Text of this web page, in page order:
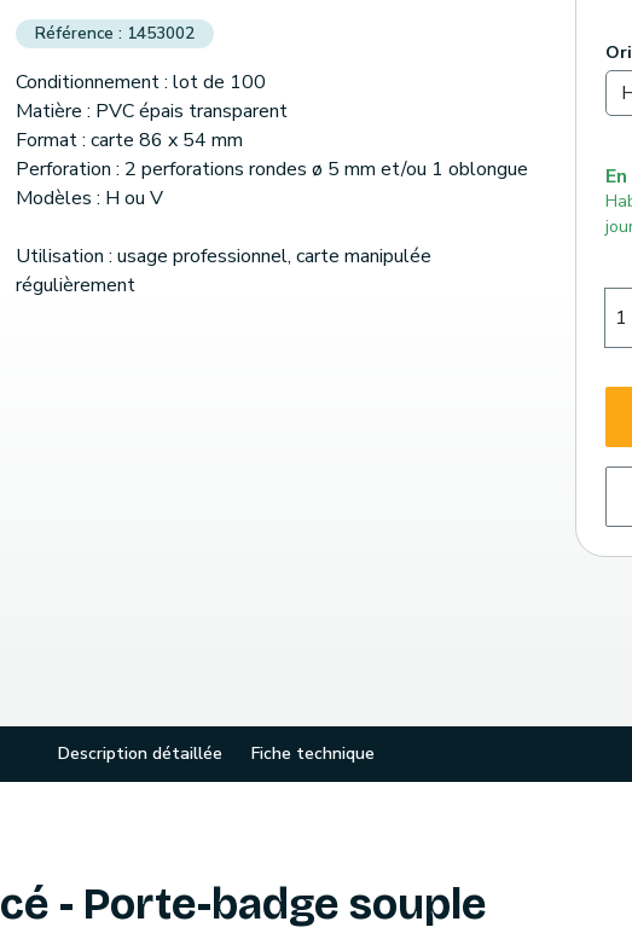
1453002
Conditionnement : lot de 100
Matière : PVC épais transparent
Format : carte 86 x 54 mm
Perforation : 2 perforations rondes ø 5 mm et/ou 1 oblongue
Modèles : H ou V
Utilisation : usage professionnel, carte manipulée
régulièrement
Description détaillée Fiche technique
- Porte-badge souple